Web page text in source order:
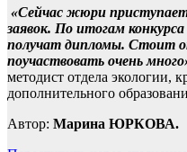
«Сейчас жюри
заявок. По итогам
получат дипломы. Стоит
поучаствовать очень
методист отдела экологии,
дополнительного
Автор: Марина ЮРКОВА.